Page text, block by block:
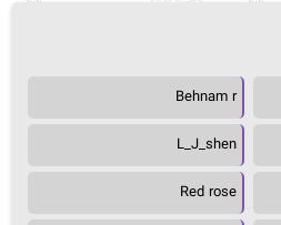
Behnam r
L_J_shen
Red rose